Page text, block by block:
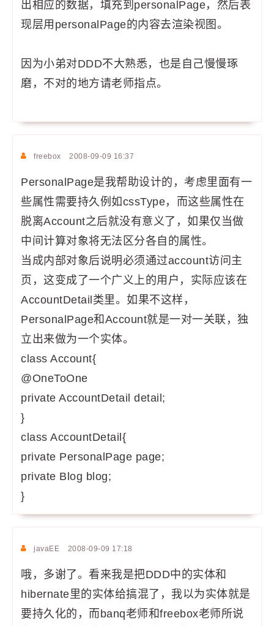
出相应的数据，填充到personalPage，然后表
现层用personalPage的内容去渲染视图。
因为小弟对DDD不大熟悉，也是自己慢慢琢
磨，不对的地方请老师指点。
freebox 2008-09-09 16:37
PersonalPage是我帮助设计的，考虑里面有一
些属性需要持久例如cssType，而这些属性在
脱离Account之后就没有意义了，如果仅当做
中间计算对象将无法区分各自的属性。
当成内部对象后说明必须通过account访问主
页，这变成了一个广义上的用户，实际应该在
AccountDetail类里。如果不这样，
PersonalPage和Account就是一对一关联，独
立出来做为一个实体。
class Account{
@OneToOne
private AccountDetail detail;
}
class AccountDetail{
private PersonalPage page;
private Blog blog;
}
javaEE 2008-09-09 17:18
哦，多谢了。看来我是把DDD中的实体和
hibernate里的实体给搞混了，我以为实体就是
要持久化的，而banq老师和freebox老师所说